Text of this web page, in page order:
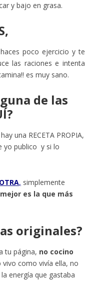
y bajo en grasa.
,
poco ejercicio y te
las raciones e intenta
es muy sano.
de las
una RECETA PROPIA,
yo publico y si lo
, simplemente
es la que más
originales?
tu página, no cocino
vivo como vivía ella, no
energía que gastaba